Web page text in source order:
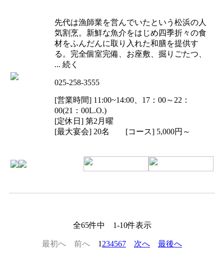
先代は漁師業を営んでいたという松浜の人
気割烹。新鮮な魚介をはじめ四季折々の食
材をふんだんに取り入れた和膳を提供す
る。完全個室完備、お座敷、掘りごたつ、
... 続く
025-258-3555
[営業時間] 11:00~14:00、17：00～22：
00(21：00L.O.)
[定休日] 第2月曜
[最大宴会] 20名 [コース] 5,000円～
全65件中 1-10件表示
最初へ 前へ 1 234567 次へ 最後へ